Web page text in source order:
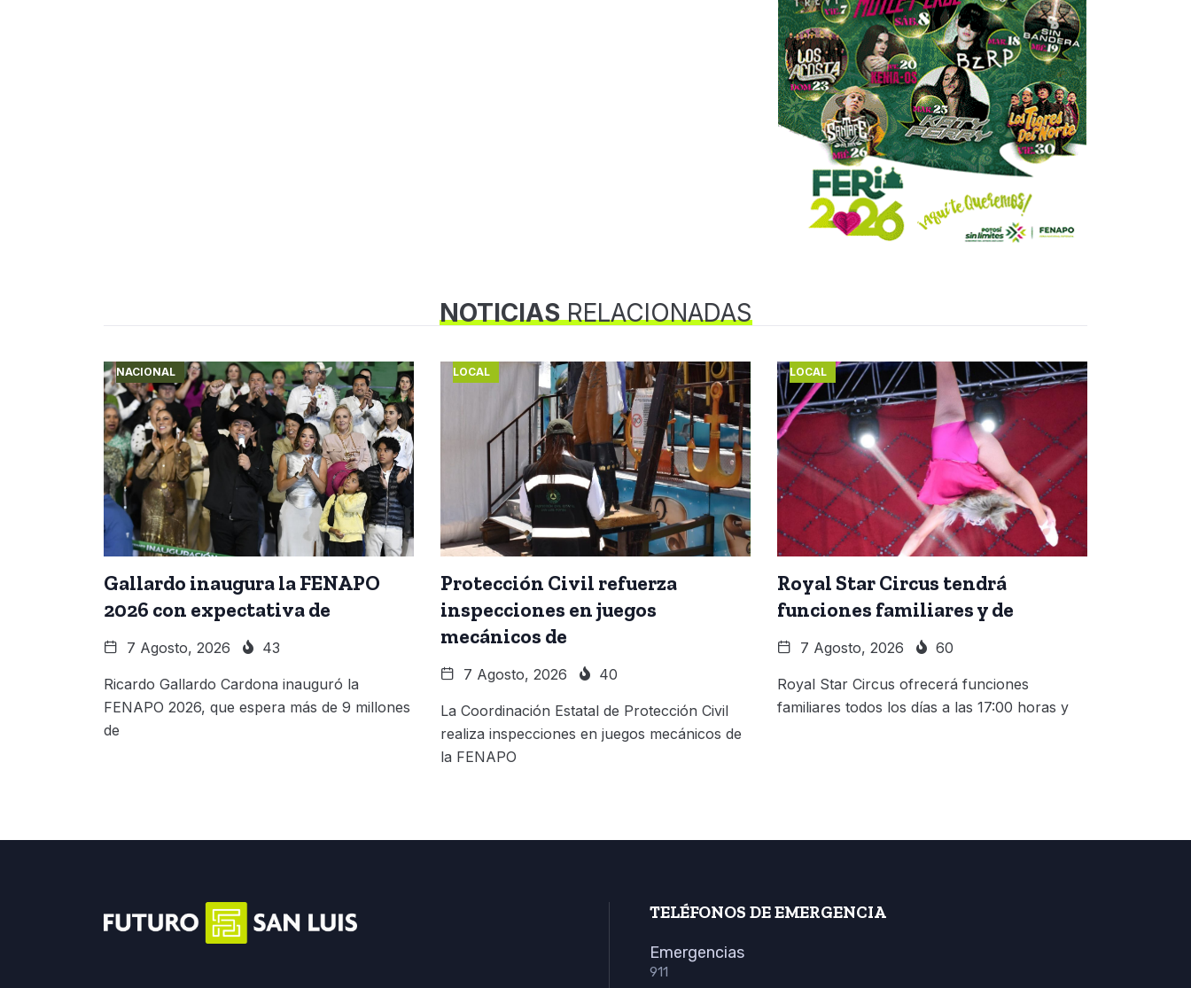
NOTICIASRELACIONADAS
NACIONAL
Gallardo inaugura la FENAPO
2026 con expectativa de
7 Agosto, 2026 43
Ricardo Gallardo Cardona inauguró la
FENAPO 2026, que espera más de 9 millones
de
LOCAL
Protección Civil refuerza
inspecciones en juegos
mecánicos de
7 Agosto, 2026 40
La Coordinación Estatal de Protección Civil
realiza inspecciones en juegos mecánicos de
la FENAPO
LOCAL
Royal Star Circus tendrá
funciones familiares y de
7 Agosto, 2026 60
Royal Star Circus ofrecerá funciones
familiares todos los días a las 17:00 horas y
TELÉFONOS DE EMERGENCIA
Emergencias
911